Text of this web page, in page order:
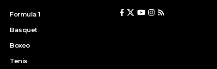
Formula 1
Basquet
Boxeo
Tenis